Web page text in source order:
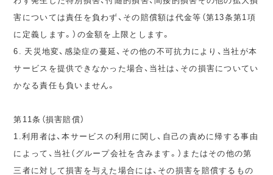
害については責任を負わず、その賠償額は代金等（第13条第1項
に定義します。）の金額を上限とします。
6. 天災地変、感染症の蔓延、その他の不可抗力により、当社が本
サービスを提供できなかった場合、当社は、その損害についてい
かなる責任も負いません。
第11条（損害賠償）
1.利用者は、本サービスの利用に関し、自己の責めに帰する事由
によって、当社（グループ会社を含みます。）またはその他の第
三者に対して損害を与えた場合には、その損害を賠償するもの